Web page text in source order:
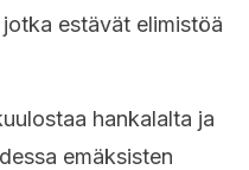
jotka estävät elimistöä
hankalalta ja
emäksisten